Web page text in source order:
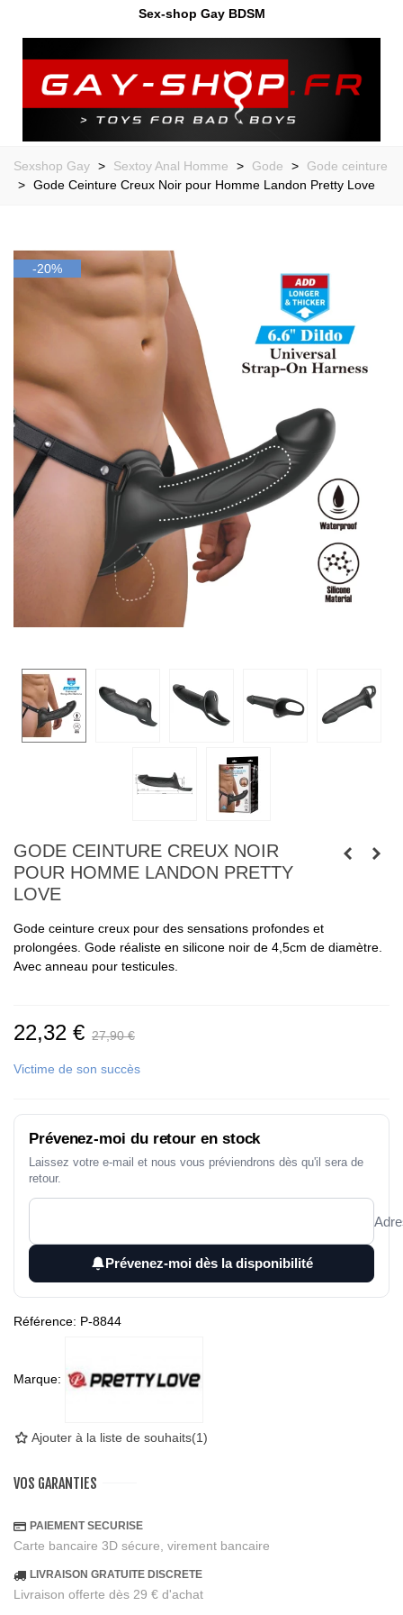
Sex-shop Gay BDSM
Sexshop Gay > Sextoy Anal Homme > Gode >
Gode ceinture
> Gode Ceinture Creux Noir pour Homme Landon Pretty Love
-20%
GODE CEINTURE CREUX NOIR
POUR HOMME LANDON PRETTY
LOVE
Gode ceinture creux pour des sensations profondes et
prolongées. Gode réaliste en silicone noir de 4,5cm de diamètre.
Avec anneau pour testicules.
22,32 € 27,90 €
Victime de son succès
Prévenez-moi du retour en stock
Laissez votre e-mail et nous vous préviendrons dès qu'il sera de
retour.
Prévenez-moi dès la disponibilité
Référence: P-8844
Marque:
Ajouter à la liste de souhaits(1)
VOS GARANTIES
PAIEMENT SECURISE
Carte bancaire 3D sécure, virement bancaire
LIVRAISON GRATUITE DISCRETE
Livraison offerte dès 29 € d'achat